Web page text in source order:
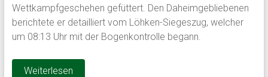
Wettkampfgeschehen gefüttert. Den Daheimgebliebenen
berichtete er detailliert vom Löhken-Siegeszug, welcher
um 08:13 Uhr mit der Bogenkontrolle begann.
Weiterlesen